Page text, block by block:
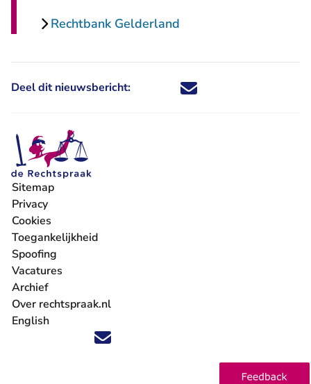
Rechtbank Gelderland
Deel dit nieuwsbericht: Deel dit nieuwsbericht via X -
Deel dit nieuwsbericht via
Deel dit nieuwsbericht
Deel dit
Volg ons op X (Twitter) - U verlaat Rechtspraak.nl
Volg ons op Facebook - U verlaat Rechtspraak.nl
Volg ons op Instagram - U verlaat Rechtspraak.nl
Volg ons op Youtube - U verlaat Rechtspraak.nl
Volg ons op LinkedIn - U verlaat
'Blijf op de hoogte' nieuwsbrief - U verlaat
Sitemap
Privacy
Cookies
Toegankelijkheid
Spoofing
Vacatures
- U verlaat Rechtspraak.nl
Archief
Over rechtspraak.nl
English